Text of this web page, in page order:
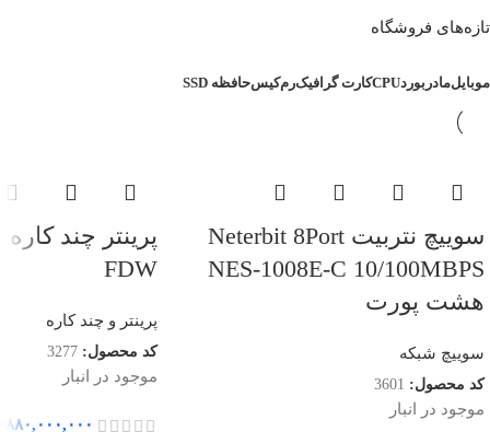
تازه‌های فروشگاه
موبایلمادربوردCPUکارت گرافیکرمکیسحافظه SSD
سوییچ نتربیت Neterbit 8Port
NES-1008E-C 10/100MBPS
هشت پورت
سوییچ شبکه
کد محصول: 3601
موجود در انبار
FDW
پرینتر و چند کاره
کد محصول: 3277
موجود در انبار
۸۸۰,۰۰۰,۰۰۰